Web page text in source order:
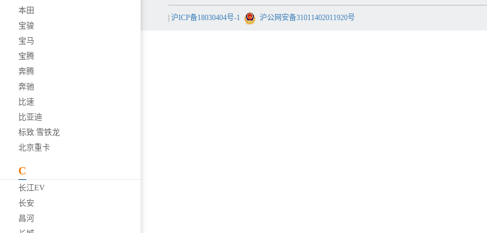
本田
宝骏
宝马
宝腾
奔腾
奔驰
比速
比亚迪
标致.雪铁龙
北京重卡
C
长江EV
长安
昌河
沪ICP备18030404号-1 沪公网安备31011402011920号